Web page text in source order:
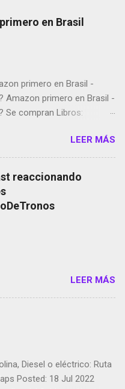
en Brasil
primero en Brasil -
Amazon primero en Brasil -
Se compran Libros:
Twitter deja de verificar
fotógrafos Brian May y el
y vídeo selfies en la
saca a Kevin Spacey de su
a los que usan el
La serie de la Tierra
bicicletas de alquiler
Photos Llegando Partimos
tamaño y su importancia...
LEER MÁS
reaccionando
LEER MÁS
Diesel o eléctrico: Ruta
Posted: 18 Jul 2022